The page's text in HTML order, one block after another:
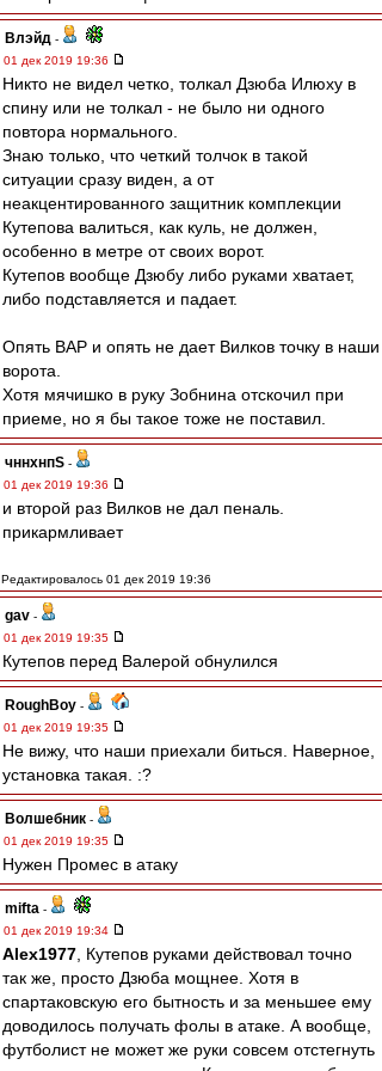
Влэйд -
01 дек 2019 19:36
Никто не видел четко, толкал Дзюба Илюху в
спину или не толкал - не было ни одного
повтора нормального.
Знаю только, что четкий толчок в такой
ситуации сразу виден, а от
неакцентированного защитник комплекции
Кутепова валиться, как куль, не должен,
особенно в метре от своих ворот.
Кутепов вообще Дзюбу либо руками хватает,
либо подставляется и падает.
Опять ВАР и опять не дает Вилков точку в наши
ворота.
Хотя мячишко в руку Зобнина отскочил при
приеме, но я бы такое тоже не поставил.
чннхнпS -
01 дек 2019 19:36
и второй раз Вилков не дал пеналь.
прикармливает
Редактировалось 01 дек 2019 19:36
gav -
01 дек 2019 19:35
Кутепов перед Валерой обнулился
RoughBoy -
01 дек 2019 19:35
Не вижу, что наши приехали биться. Наверное,
установка такая. :?
Волшебник -
01 дек 2019 19:35
Нужен Промес в атаку
mifta -
01 дек 2019 19:34
Alex1977 , Кутепов руками действовал точно
так же, просто Дзюба мощнее. Хотя в
спартаковскую его бытность и за меньшее ему
доводилось получать фолы в атаке. А вообще,
футболист не может же руки совсем отстегнуть